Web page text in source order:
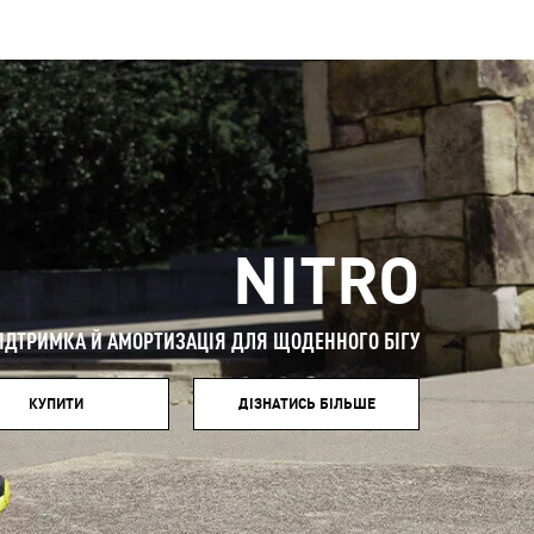
NITRO
Й АМОРТИЗАЦІЯ ДЛЯ ЩОДЕННОГО БІГУ
КУПИТИ ДІЗНАТИСЬ БІЛЬШЕ